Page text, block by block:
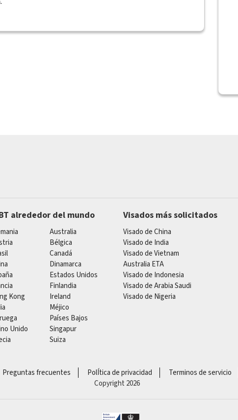
alrededor del mundo
Australia
Bélgica
Canadá
Dinamarca
Estados Unidos
Finlandia
Kong
Ireland
Méjico
Países Bajos
Unido
Singapur
Suiza
Visados más solicitados
Visado de China
Visado de India
Visado de Vietnam
Australia ETA
Visado de Indonesia
Visado de Arabia Saudi
Visado de Nigeria
Preguntas frecuentes PolÍtica de privacidad Terminos de servicio
Copyright 2026